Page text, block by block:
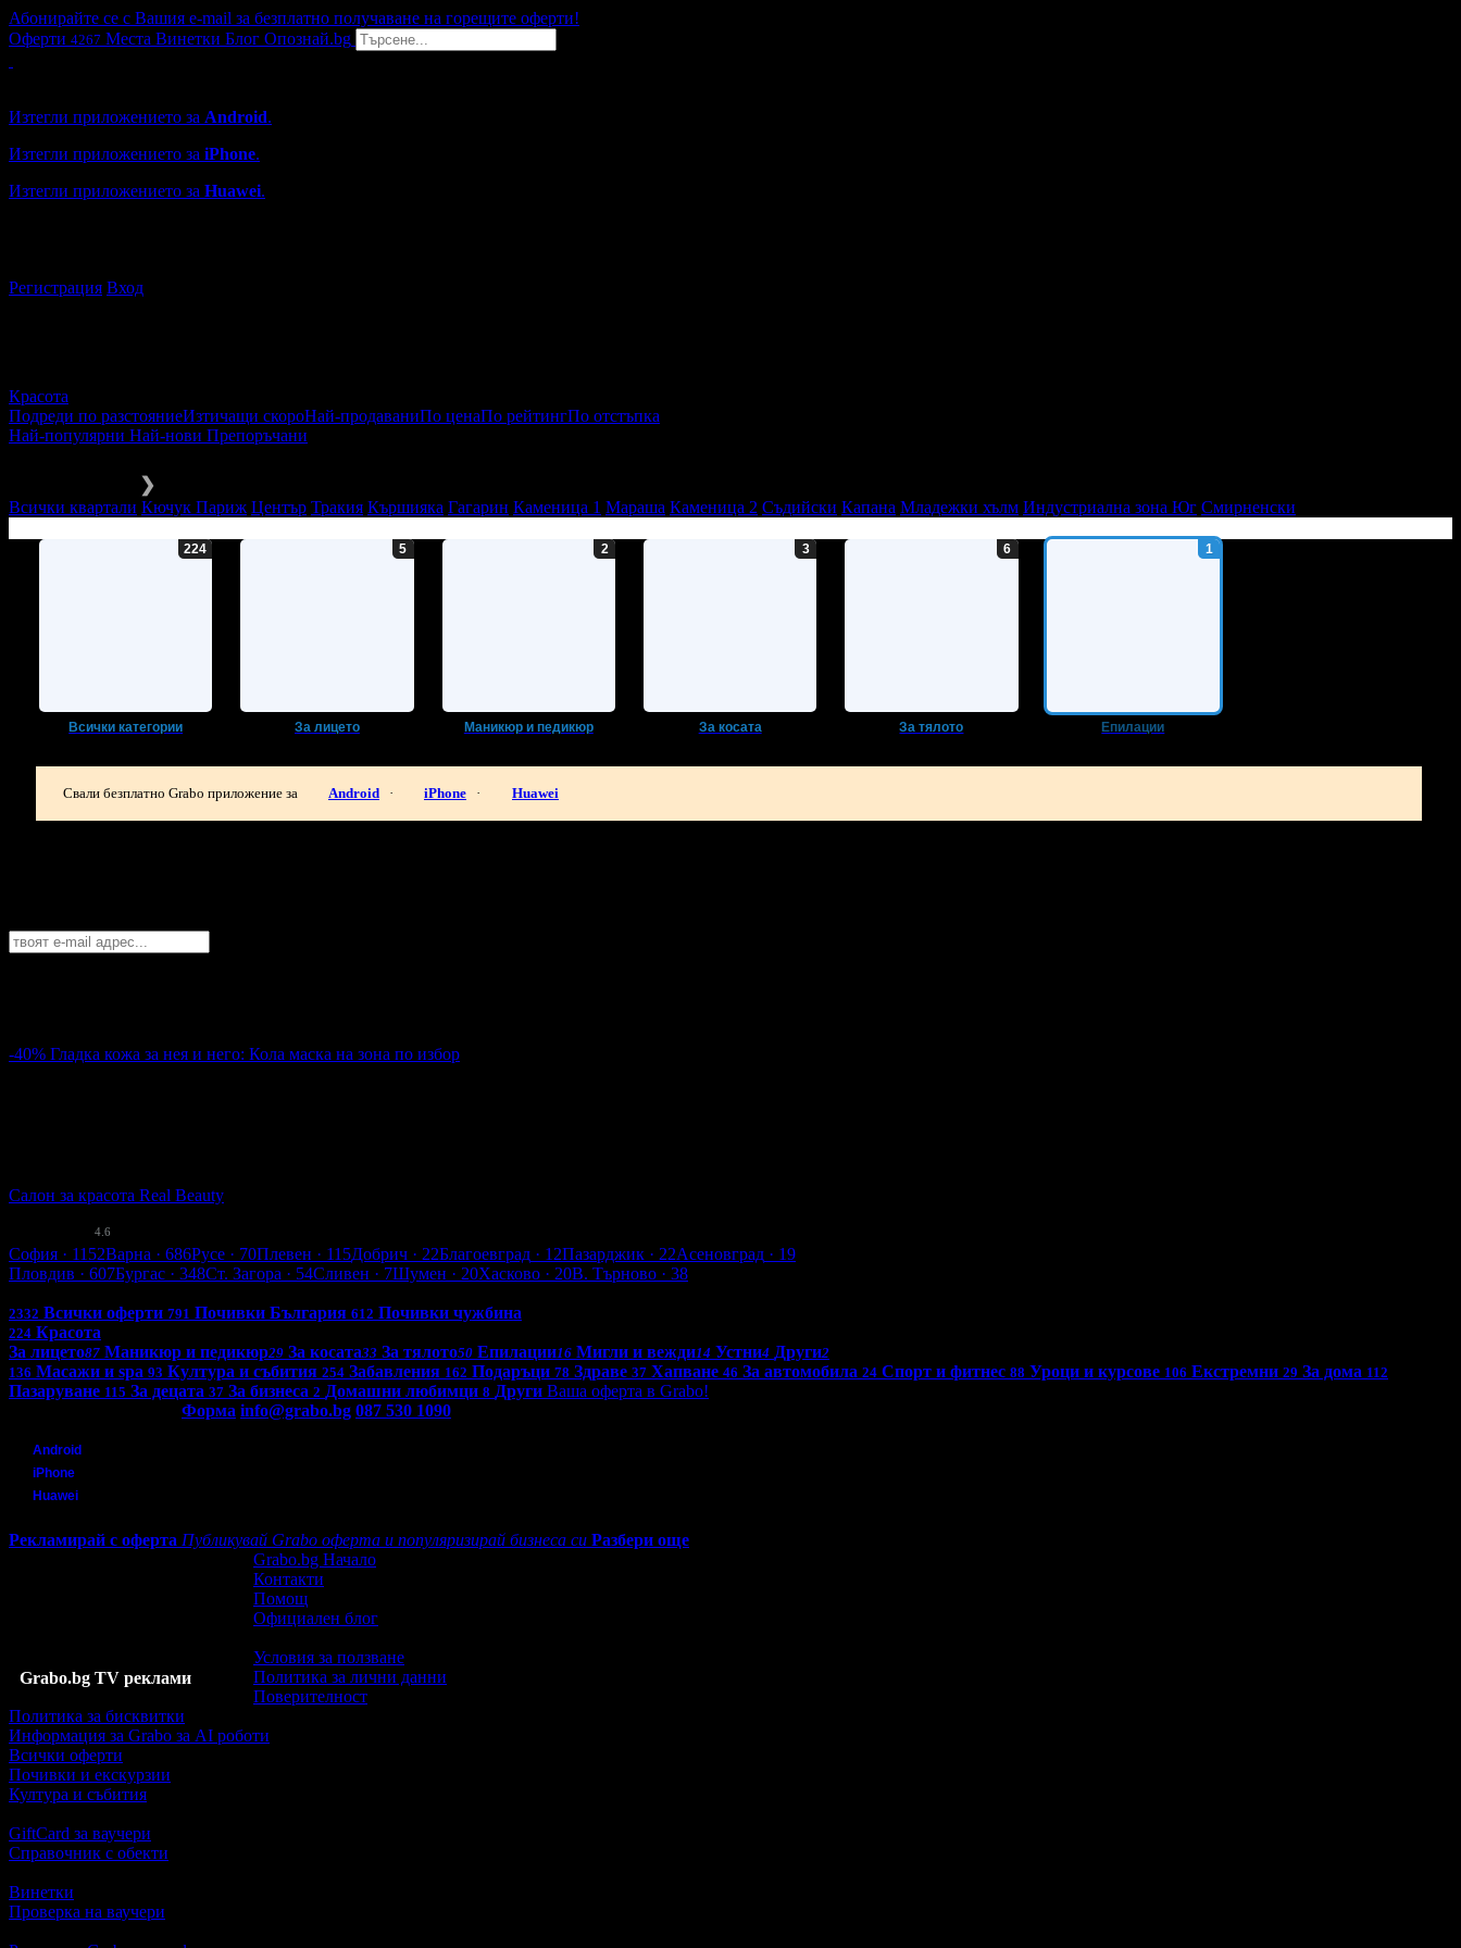
Абонирайте се с Вашия e-mail за безплатно получаване на горещите оферти!
Оферти 4267 Места Винетки Блог Опознай.bg
Изтегли приложението за Android.
Изтегли приложението за iPhone.
Изтегли приложението за Huawei.
Регистрация Вход
Красота
Подреди по разстояниеИзтичащи скороНай-продаваниПо ценаПо рейтингПо отстъпка
Най-популярни Най-нови Препоръчани
❯
Всички квартали Кючук Париж Център Тракия Кършияка Гагарин Каменица 1 Мараша Каменица 2 Съдийски Капана Младежки хълм Индустриална зона Юг Смирненски
Всички категории За лицето Маникюр и педикюр За косата За тялото Епилации
Свали безплатно Grabo приложение за Android · iPhone · Huawei
-40% Гладка кожа за нея и него: Кола маска на зона по избор
Салон за красота Real Beauty
4.6
София · 1152Варна · 686Русе · 70Плевен · 115Добрич · 22Благоевград · 12Пазарджик · 22Асеновград · 19
Пловдив · 607Бургас · 348Ст. Загора · 54Сливен · 7Шумен · 20Хасково · 20В. Търново · 38
2332 Всички оферти 791 Почивки България 612 Почивки чужбина
224 Красота
За лицето87 Маникюр и педикюр29 За косата33 За тялото50 Епилации16 Мигли и вежди14 Устни4 Други2
136 Масажи и spa 93 Култура и събития 254 Забавления 162 Подаръци 78 Здраве 37 Хапване 46 За автомобила 24 Спорт и фитнес 88 Уроци и курсове 106 Екстремни 29 За дома 112
Пазаруване 115 За децата 37 За бизнеса 2 Домашни любимци 8 Други Ваша оферта в Grabo!
Форма info@grabo.bg 087 530 1090
Android
iPhone
Huawei
Рекламирай с оферта Публикувай Grabo оферта и популяризирай бизнеса си Разбери още
Grabo.bg TV реклами
Grabo.bg Начало
Контакти
Помощ
Официален блог
Условия за ползване
Политика за лични данни
Поверителност
Политика за бисквитки
Информация за Grabo за AI роботи
Всички оферти
Почивки и екскурзии
Култура и събития
GiftCard за ваучери
Справочник с обекти
Винетки
Проверка на ваучери